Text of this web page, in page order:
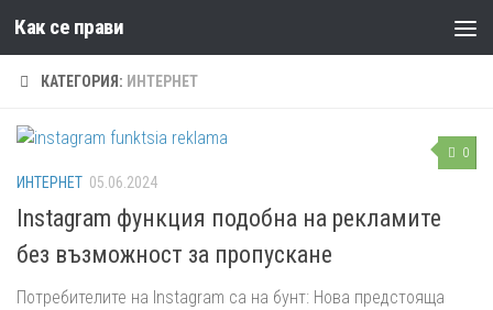
Към съдържанието
Как се прави
КАТЕГОРИЯ: ИНТЕРНЕТ
0
ИНТЕРНЕТ 05.06.2024
Instagram функция подобна на рекламите
без възможност за пропускане
Потребителите на Instagram са на бунт: Нова предстояща